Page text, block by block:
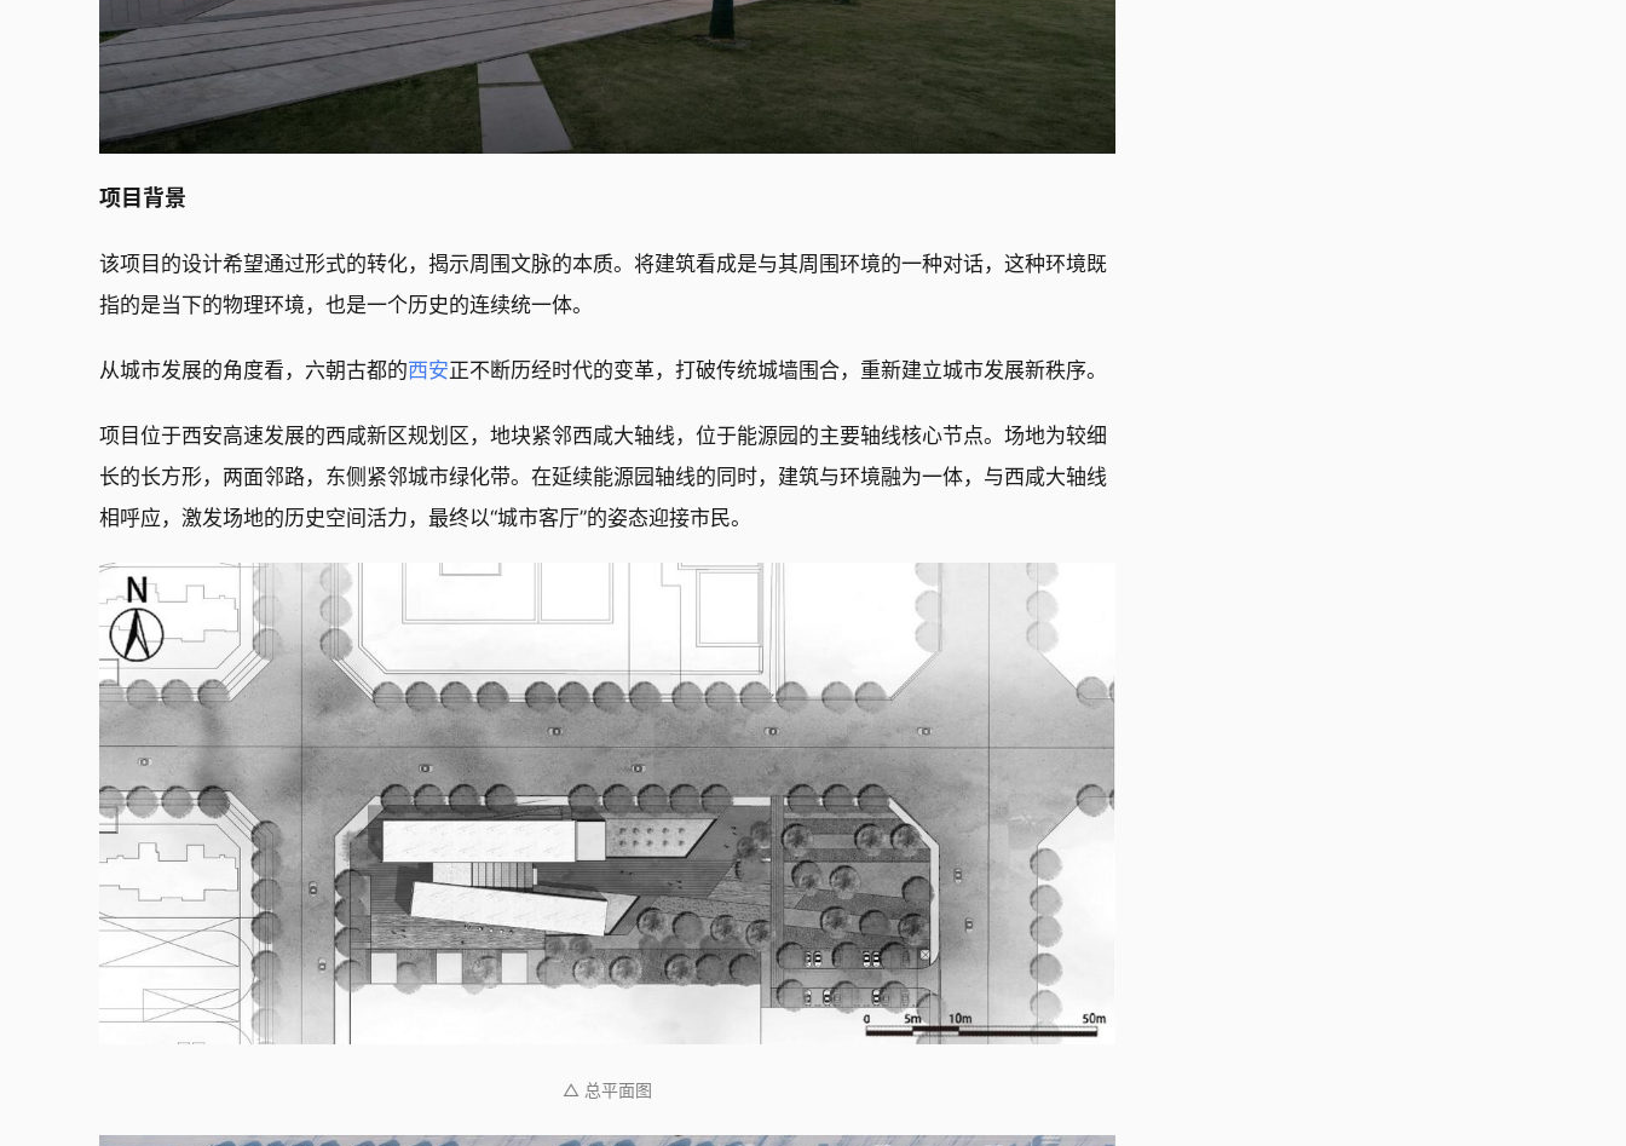
项目背景
该项目的设计希望通过形式的转化，揭示周围文脉的本质。将建筑看成是与其周围环境的一种对话，这种环境既
指的是当下的物理环境，也是一个历史的连续统一体。
从城市发展的角度看，六朝古都的西安正不断历经时代的变革，打破传统城墙围合，重新建立城市发展新秩序。
项目位于西安高速发展的西咸新区规划区，地块紧邻西咸大轴线，位于能源园的主要轴线核心节点。场地为较细
长的长方形，两面邻路，东侧紧邻城市绿化带。在延续能源园轴线的同时，建筑与环境融为一体，与西咸大轴线
相呼应，激发场地的历史空间活力，最终以“城市客厅”的姿态迎接市民。
△ 总平面图